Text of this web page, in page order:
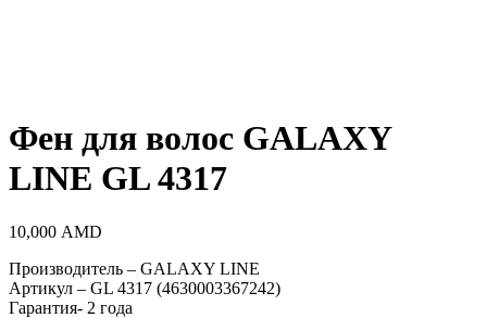
Фен для волос GALAXY
LINE GL 4317
10,000 AMD
Производитель – GALAXY LINE
Артикул – GL 4317 (4630003367242)
Гарантия- 2 года